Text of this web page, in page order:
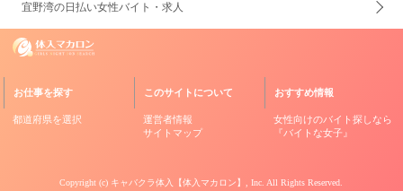
宜野湾の日払い女性バイト・求人
お仕事を探す
都道府県を選択
このサイトについて
運営者情報
サイトマップ
おすすめ情報
女性向けのバイト探しなら
『バイトな女子』
Copyright (c) キャバクラ体入【体入マカロン】 , Inc. All Rights Reserved.